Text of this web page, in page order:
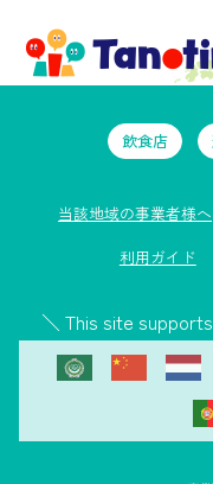
飲食店
当該地域の事業者様へ
利用ガイド
＼ This site